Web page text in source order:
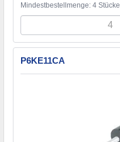
Mindestbestellmenge: 4 Stücke
P6KE11CA